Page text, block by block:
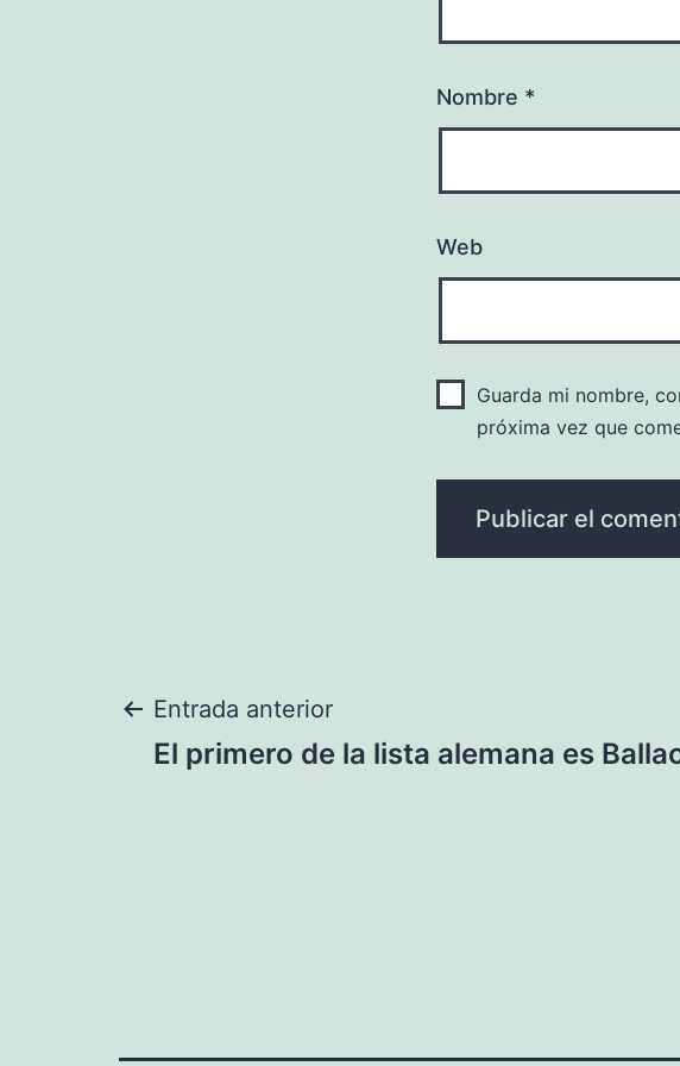
Nombre *
Web
Guarda mi nombre,
próxima vez que
Navegación
Entrada anterior
El primero de la lista alemana es